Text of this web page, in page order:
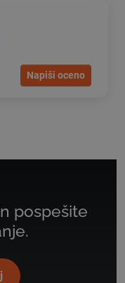
Napiši oceno
pospešite